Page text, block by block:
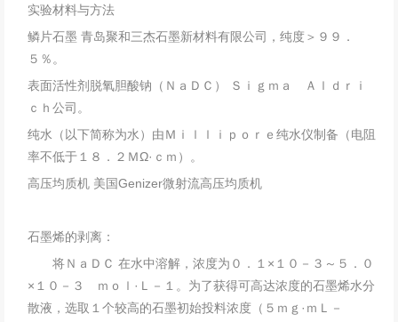
实验材料与方法
鳞片石墨 青岛聚和三杰石墨新材料有限公司，纯度＞９９．
５％。
表面活性剂脱氧胆酸钠（ＮａＤＣ） Ｓｉｇｍａ Ａｌｄｒｉ
ｃｈ公司。
纯水（以下简称为水）由Ｍｉｌｌｉｐｏｒｅ纯水仪制备（电阻
率不低于１８．２ＭΩ·ｃｍ）。
高压均质机 美国Genizer微射流高压均质机
石墨烯的剥离：
将ＮａＤＣ 在水中溶解，浓度为０．１×１０－３～５．０
×１０－３ ｍｏｌ·Ｌ－１。为了获得可高达浓度的石墨烯水分
散液，选取１个较高的石墨初始投料浓度（５ｍｇ·ｍＬ－